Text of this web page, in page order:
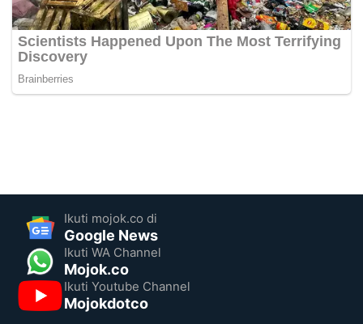
Ikuti mojok.co di
Google News
Ikuti WA Channel
Mojok.co
Ikuti Youtube Channel
Mojokdotco